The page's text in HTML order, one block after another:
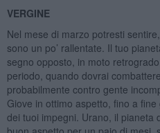
VERGINE
Nel mese di marzo potresti
sono un po’ rallentate. Il tuo
segno opposto, in moto
periodo, quando dovrai
probabilmente contro gente
Giove in ottimo aspetto, fino a
dei tuoi impegni. Urano, il pianeta